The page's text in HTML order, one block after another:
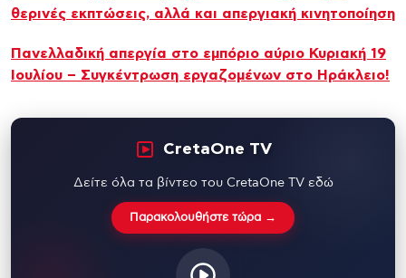
θερινές εκπτώσεις, αλλά και απεργιακή κινητοποίηση
Πανελλαδική απεργία στο εμπόριο αύριο Κυριακή 19
Ιουλίου – Συγκέντρωση εργαζομένων στο Ηράκλειο!
CretaOne TV
Δείτε όλα τα βίντεο του CretaOne TV εδώ
Παρακολουθήστε τώρα →